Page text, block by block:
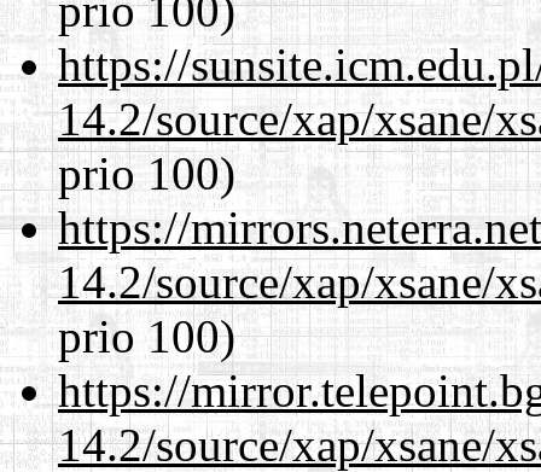
https://
14.2/source/xap/xsane/
prio 100)
https://
14.2/source/xap/xsane/
prio 100)
https://
14.2/source/xap/xsane/